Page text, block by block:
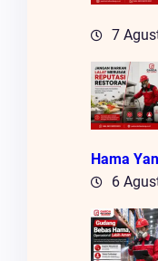
7
Hama
6